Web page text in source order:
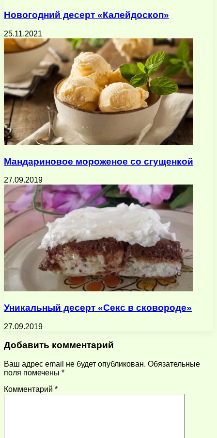
Новогодний десерт «Калейдоскоп»
25.11.2021
Мандариновое мороженое со сгущенкой
27.09.2019
Уникальный десерт «Секс в сковороде»
27.09.2019
Добавить комментарий
Ваш адрес email не будет опубликован. Обязательные
поля помечены *
Комментарий *